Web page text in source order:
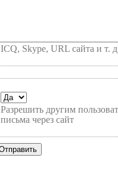
ICQ, Skype, URL сайта и т.
Разрешить другим
письма через сайт